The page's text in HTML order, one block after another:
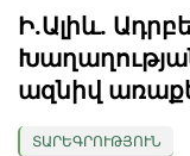
Ի.Ալիև.
ազնիվ
ՏԱՐԵԳՐՈՒԹՅՈՒՆ